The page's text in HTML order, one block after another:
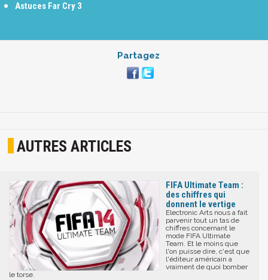
Astuces Far Cry 3
Partagez
AUTRES ARTICLES
FIFA Ultimate Team :
des chiffres qui
donnent le vertige
Electronic Arts nous a fait
parvenir tout un tas de
chiffres concernant le
mode FIFA Ultimate
Team. Et le moins que
l'on puisse dire, c'est que
l'éditeur américain a
vraiment de quoi bomber
le torse.